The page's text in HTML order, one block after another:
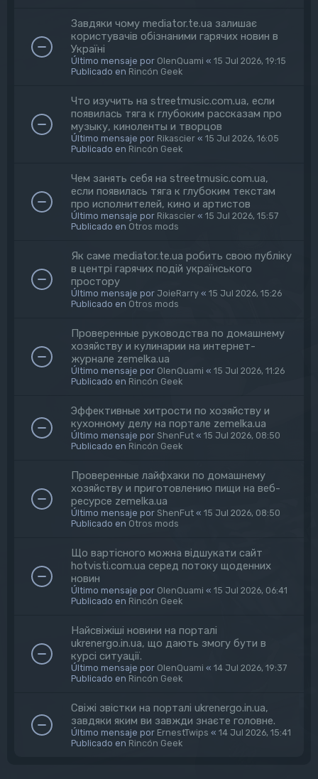
Завдяки чому mediator.te.ua залишає
користувачів обізнаними гарячих новин в
Україні
Último mensaje por OlenQuami « 15 Jul 2026, 19:15
Publicado en Rincón Geek
Что изучить на streetmusic.com.ua, если
появилась тяга к глубоким рассказам про
музыку, киноленты и творцов
Último mensaje por Rikascier « 15 Jul 2026, 16:05
Publicado en Rincón Geek
Чем занять себя на streetmusic.com.ua,
если появилась тяга к глубоким текстам
про исполнителей, кино и артистов
Último mensaje por Rikascier « 15 Jul 2026, 15:57
Publicado en Otros mods
Як саме mediator.te.ua робить свою публіку
в центрі гарячих подій українського
простору
Último mensaje por JoieRarry « 15 Jul 2026, 15:26
Publicado en Otros mods
Проверенные руководства по домашнему
хозяйству и кулинарии на интернет-
журнале zemelka.ua
Último mensaje por OlenQuami « 15 Jul 2026, 11:26
Publicado en Rincón Geek
Эффективные хитрости по хозяйству и
кухонному делу на портале zemelka.ua
Último mensaje por ShenFut « 15 Jul 2026, 08:50
Publicado en Rincón Geek
Проверенные лайфхаки по домашнему
хозяйству и приготовлению пищи на веб-
ресурсе zemelka.ua
Último mensaje por ShenFut « 15 Jul 2026, 08:50
Publicado en Otros mods
Що вартісного можна відшукати сайт
hotvisti.com.ua серед потоку щоденних
новин
Último mensaje por OlenQuami « 15 Jul 2026, 06:41
Publicado en Rincón Geek
Найсвіжіші новини на порталі
ukrenergo.in.ua, що дають змогу бути в
курсі ситуації.
Último mensaje por OlenQuami « 14 Jul 2026, 19:37
Publicado en Rincón Geek
Свіжі звістки на порталі ukrenergo.in.ua,
завдяки яким ви завжди знаєте головне.
Último mensaje por ErnestTwips « 14 Jul 2026, 15:41
Publicado en Rincón Geek